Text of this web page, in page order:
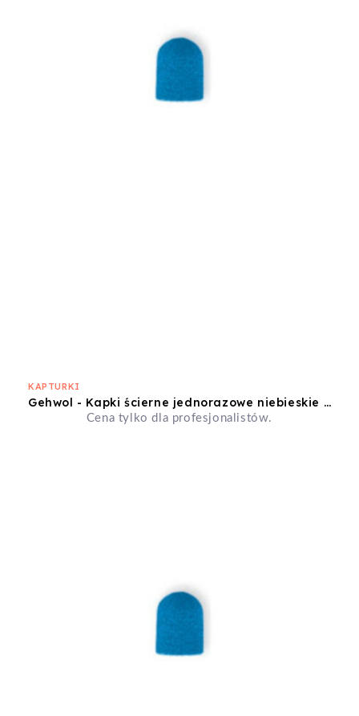
KAPTURKI
Gehwol - Kapki ścierne jednorazowe niebieskie 7mm gruboziarniste 10szt
Cena tylko dla profesjonalistów.